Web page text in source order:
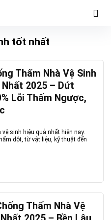
tốt nhất
Thấm Nhà Vệ Sinh
Nhất 2025 – Dứt
Lỗi Thấm Ngược,
sinh hiệu quả nhất hiện nay.
dột, từ vật liệu, kỹ thuật đến
Thấm Nhà Vệ